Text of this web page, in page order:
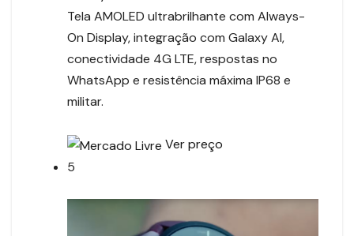
Tela AMOLED ultrabrilhante com Always-
On Display, integração com Galaxy AI,
conectividade 4G LTE, respostas no
WhatsApp e resistência máxima IP68 e
militar.
Ver preço
5